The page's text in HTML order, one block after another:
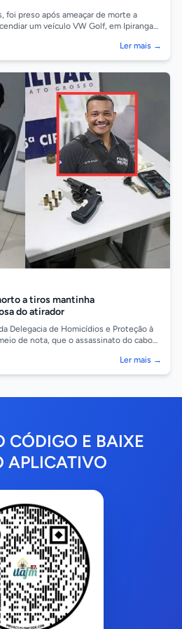
foi preso após ameaçar de morte a
um veículo VW Golf, em Ipiranga
Ler mais →
a tiros mantinha
do atirador
Delegacia de Homicídios e Proteção à
de nota, que o assassinato do cabo
Ler mais →
CÓDIGO E BAIXE
APLICATIVO